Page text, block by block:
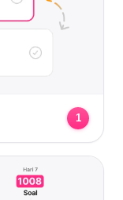
1